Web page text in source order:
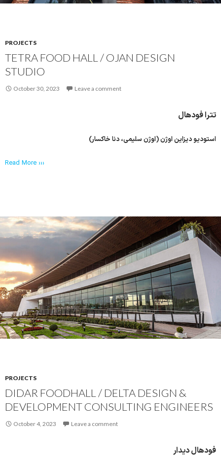
PROJECTS
TETRA FOOD HALL / OJAN DESIGN
STUDIO
October 30, 2023 Leave a comment
تترا فودهال
استودیو دیزاین اوژن (اوژن سلیمی، دنا خاکسار)
Read More ›››
PROJECTS
DIDAR FOODHALL / DELTA DESIGN &
DEVELOPMENT CONSULTING ENGINEERS
October 4, 2023 Leave a comment
فودهال دیدار